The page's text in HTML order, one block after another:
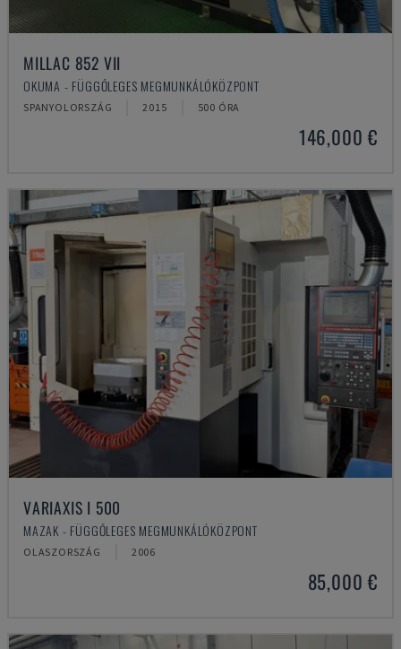
MILLAC 852 VII
OKUMA - FÜGGŐLEGES MEGMUNKÁLÓKÖZPONT
SPANYOLORSZÁG 2015 500 ÓRA
146,000 €
VARIAXIS I 500
MAZAK - FÜGGŐLEGES MEGMUNKÁLÓKÖZPONT
OLASZORSZÁG 2006
85,000 €